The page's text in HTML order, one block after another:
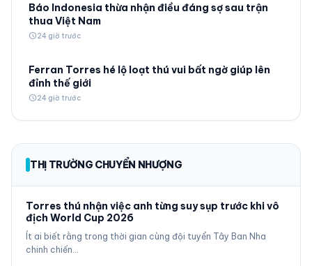
Báo Indonesia thừa nhận điều đáng sợ sau trận
thua Việt Nam
schedule24 giờ trước
Ferran Torres hé lộ loạt thú vui bất ngờ giúp lên
đỉnh thế giới
schedule24 giờ trước
THỊ TRƯỜNG CHUYỂN NHƯỢNG
Torres thú nhận việc anh từng suy sụp trước khi vô
địch World Cup 2026
Ít ai biết rằng trong thời gian cùng đội tuyển Tây Ban Nha
chinh chiến…